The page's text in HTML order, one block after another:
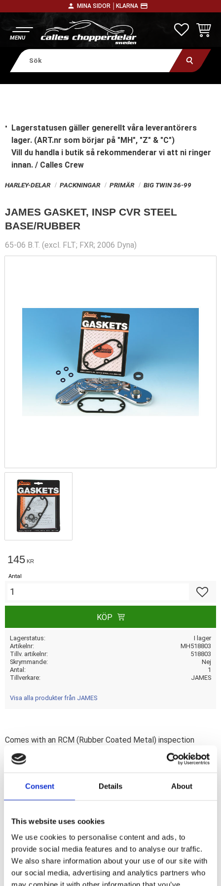
Consent Details About
This website uses cookies
We use cookies to personalise content and ads, to
provide social media features and to analyse our traffic.
We also share information about your use of our site with
our social media, advertising and analytics partners who
may combine it with other information that you’ve
person MINA SIDOR │ KLARNA payment
Lagerstatusen gäller generellt våra leverantörers
lager. (ART.nr som börjar på "MH", "Z" & "C")
Vill du handla i butik så rekommenderar vi att ni ringer
innan. / Calles Crew
HARLEY-DELAR PACKNINGAR PRIMÄR BIG TWIN 36-99
JAMES GASKET, INSP CVR STEEL
BASE/RUBBER
65-06 B.T. (excl. FLT; FXR; 2006 Dyna)
145 KR
Antal
KÖP
Lagerstatus
I lager
Artikelnr
MH518803
Tillv. artikelnr
518803
Skrymmande
Nej
Antal
1
Tillverkare
JAMES
Visa alla produkter från JAMES
Comes with an RCM (Rubber Coated Metal) inspection
gasket that is designe to solve most sealing issues.
Complete with washers. OEM replacement reference
60567-90C.James'' RCM gaskets consists of a .020" thick
stainless spring steel base covered with a .001" thick heat
which requires no re-torquing. Gaskets will not become
brittle or burn out.
Dela med dig